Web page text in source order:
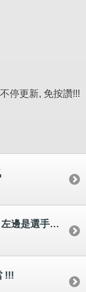
停更新, 免按讚!!!
花式溜冰真是項恐怖的運動：左邊是選手正常的帥樣，右邊是比赛瞬間的蟀樣。
!!!